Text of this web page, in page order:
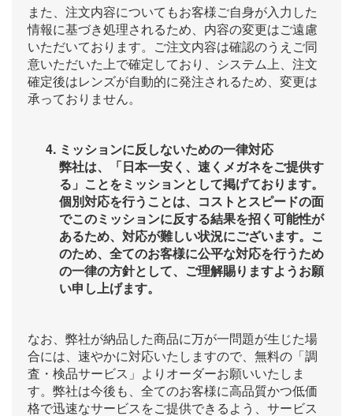
また、注文内容についてもお客様ご自身が入力した
情報に基づき処理されるため、内容の変更はご遠慮
いただいております。ご注文内容は確認のうえご同
意いただいた上で確定しており、システム上、注文
確定後はレンズが自動的に発注されるため、変更は
承っておりません。
ミッションに反しないための一律対応
弊社は、「日本一安く、速くメガネをご提供す
る」ことをミッションとして掲げております。
個別対応を行うことは、コストとスピードの面
でこのミッションに反する結果を招く可能性が
あるため、対応が難しい状況にございます。こ
のため、全てのお客様に公平な対応を行うため
の一律の方針として、ご理解賜りますようお願
い申し上げます。
なお、弊社が納品した商品に万が一問題が生じた場
合には、速やかに対応いたしますので、無料の「調
査・検品サービス」よりオーダーお願いいたしま
す。弊社は今後も、全てのお客様に高品質かつ低価
格で迅速なサービスをご提供できるよう、サービス